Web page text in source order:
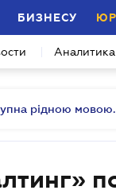
БИЗНЕСУ
Аналитика
рідною мовою.